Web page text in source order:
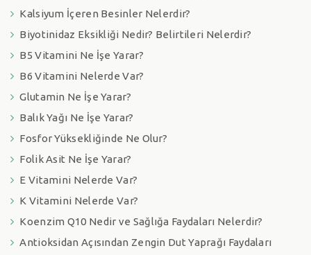
Kalsiyum İçeren Besinler Nelerdir?
Biyotinidaz Eksikliği Nedir? Belirtileri Nelerdir?
B5 Vitamini Ne İşe Yarar?
B6 Vitamini Nelerde Var?
Glutamin Ne İşe Yarar?
Balık Yağı Ne İşe Yarar?
Fosfor Yüksekliğinde Ne Olur?
Folik Asit Ne İşe Yarar?
E Vitamini Nelerde Var?
K Vitamini Nelerde Var?
Koenzim Q10 Nedir ve Sağlığa Faydaları Nelerdir?
Antioksidan Açısından Zengin Dut Yaprağı Faydaları